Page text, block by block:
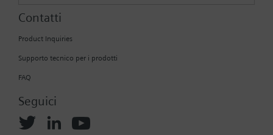
Contatti
Product Inquiries
Supporto tecnico per i prodotti
FAQ
Seguici